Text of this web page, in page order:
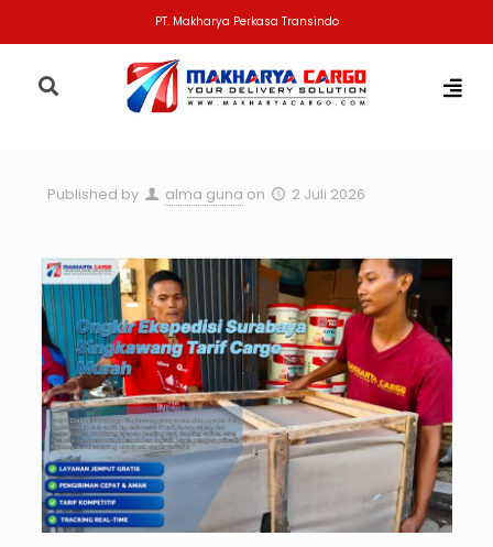
PT. Makharya Perkasa Transindo
Published by alma guna on 2 Juli 2026